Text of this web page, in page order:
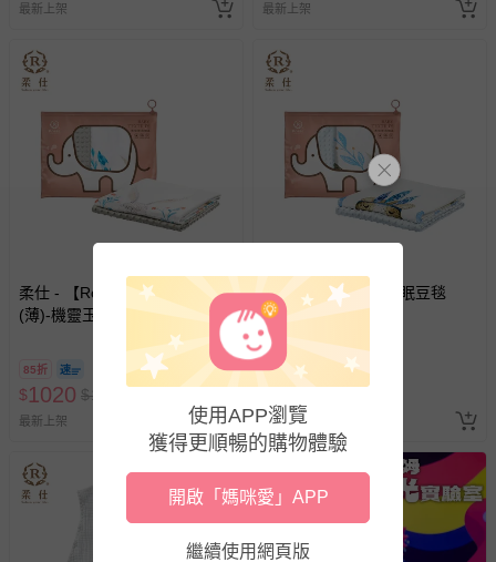
最新上架 最新上架
柔仕 - 【Roaze】舒眠豆毯
(薄)-機靈玉兔 袋裝
85折
$1020 $1200
最新上架
柔仕 - 【Roaze】舒眠豆毯
(薄)-溫和熊寶 袋裝
85折
1020
最新上架
使用APP瀏覽
獲得更順暢的購物體驗
開啟「媽咪愛」APP
繼續使用網頁版